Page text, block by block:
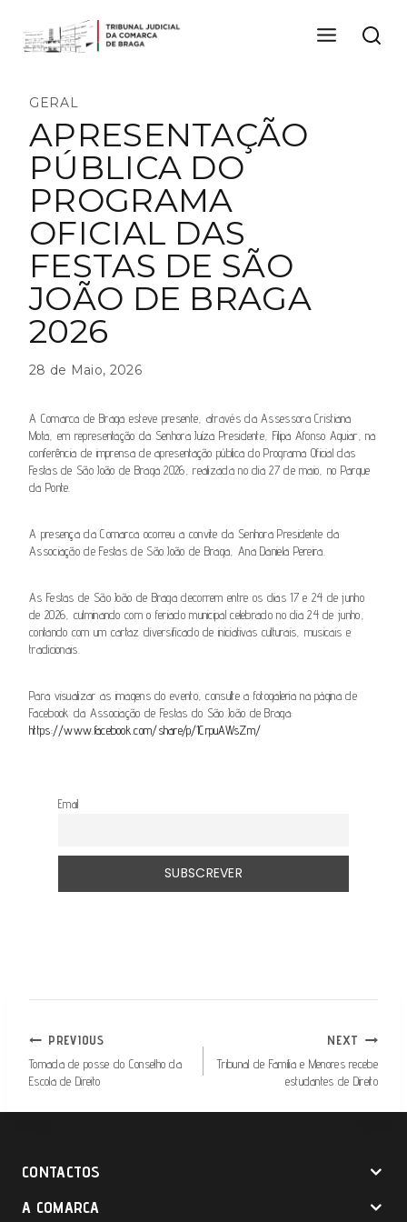
content
GERAL
APRESENTAÇÃO
PÚBLICA DO
PROGRAMA
OFICIAL DAS
FESTAS DE SÃO
JOÃO DE BRAGA
2026
28 de Maio, 2026
A Comarca de Braga esteve presente, através da Assessora Cristiana
Mota, em representação da Senhora Juíza Presidente, Filipa Afonso Aguiar, na
conferência de imprensa de apresentação pública do Programa Oficial das
Festas de São João de Braga 2026, realizada no dia 27 de maio, no Parque
da Ponte.
A presença da Comarca ocorreu a convite da Senhora Presidente da
Associação de Festas de São João de Braga, Ana Daniela Pereira.
As Festas de São João de Braga decorrem entre os dias 17 e 24 de junho
de 2026, culminando com o feriado municipal celebrado no dia 24 de junho,
contando com um cartaz diversificado de iniciativas culturais, musicais e
tradicionais.
Para visualizar as imagens do evento, consulte a fotogaleria na página de
Facebook da Associação de Festas do São João de Braga:
https://www.facebook.com/share/p/1CrpuAWsZm/
Email
NAVEGAÇÃO
DE
ARTIGOS
PREVIOUS
Tomada de posse do Conselho da
Escola de Direito
NEXT
Tribunal de Família e Menores recebe
estudantes de Direito
CONTACTOS
A COMARCA